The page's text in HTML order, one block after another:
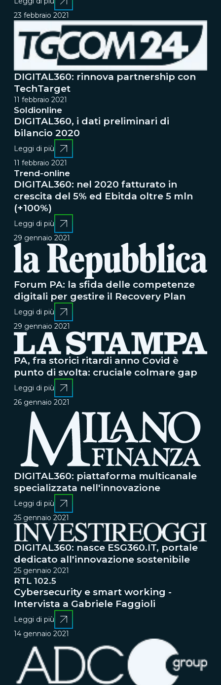
23 febbraio 2021
DIGITAL360: rinnova partnership con
TechTarget
11 febbraio 2021
Soldionline
DIGITAL360, i dati preliminari di
bilancio 2020
Leggi di più
11 febbraio 2021
Trend-online
DIGITAL360: nel 2020 fatturato in
crescita del 5% ed Ebitda oltre 5 mln
(+100%)
Leggi di più
29 gennaio 2021
Forum PA: la sfida delle competenze
digitali per gestire il Recovery Plan
Leggi di più
29 gennaio 2021
PA, fra storici ritardi anno Covid è
punto di svolta: cruciale colmare gap
Leggi di più
26 gennaio 2021
DIGITAL360: piattaforma multicanale
specializzata nell'innovazione
Leggi di più
25 gennaio 2021
DIGITAL360: nasce ESG360.IT, portale
dedicato all'innovazione sostenibile
25 gennaio 2021
RTL 102.5
Cybersecurity e smart working -
Intervista a Gabriele Faggioli
Leggi di più
14 gennaio 2021